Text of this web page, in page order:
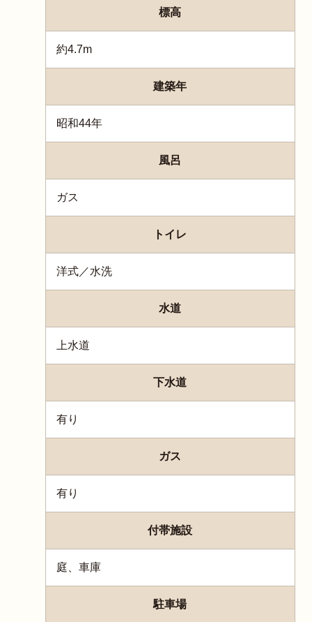
標高
約4.7m
建築年
昭和44年
風呂
ガス
トイレ
洋式／水洗
水道
上水道
下水道
有り
ガス
有り
付帯施設
庭、車庫
駐車場